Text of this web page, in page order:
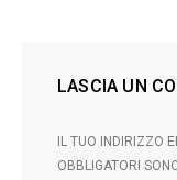
LASCIA UN
IL TUO INDIRIZZO
OBBLIGATORI